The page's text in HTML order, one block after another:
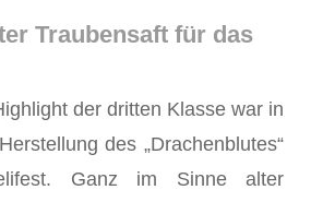
Traubensaft für das
der dritten Klasse war in
des „Drachenblutes“
Ganz im Sinne alter